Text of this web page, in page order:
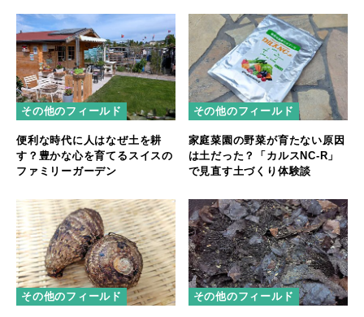
その他のフィールド
便利な時代に人はなぜ土を耕
す？豊かな心を育てるスイスの
ファミリーガーデン
その他のフィールド
家庭菜園の野菜が育たない原因
は土だった？「カルスNC-R」
で見直す土づくり体験談
その他のフィールド その他のフィールド